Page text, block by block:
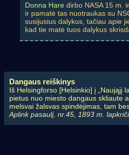
Donna Haredirbo NASA 15 m.
ir pamatė tas nuotraukas su
susijusius dalykus, tačiau apie
kad tie matė tuos dalykus
Dangaus reiškinys
Iš Helsingforso [Helsinkio] į „Naująjį
pietus nuo miesto dangaus skliaute
melsvai žalsvas spindėjimas, tam
Aplink pasaulį, nr.45, 1893 m.